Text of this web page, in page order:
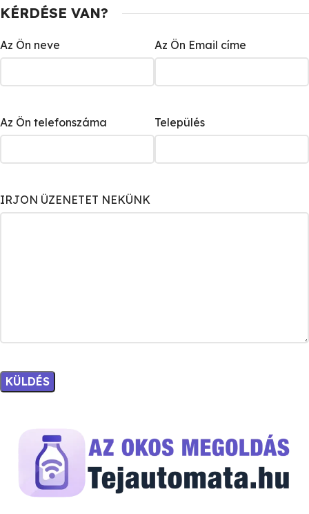
KÉRDÉSE VAN?
Az Ön neve Az Ön Email címe
Az Ön telefonszáma Település
IRJON ÜZENETET NEKÜNK